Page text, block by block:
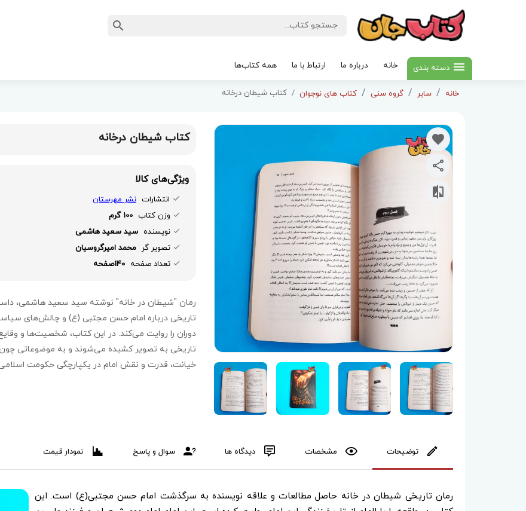
دسته بندی خانه درباره ما ارتباط با ما همه کتاب‌ها
خانه سایر گروه سنی کتاب های نوجوان کتاب شیطان درخانه
کتاب شیطان درخانه
ویژگی‌های کالا
انتشارات نشر مهرستان
وزن کتاب 100 گرم
نویسنده سید سعید هاشمی
تصویر گر محمد امیرگروسیان
تعداد صفحه 140صفحه
رمان "شیطان در خانه" نوشته سید سعید هاشمی،
تاریخی درباره امام حسن مجتبی (ع) و چالش‌های
دوران را روایت می‌کند. در این کتاب، شخصیت‌ها و
تاریخی به تصویر کشیده می‌شوند و به موضوعاتی
خیانت، قدرت و نقش امام در یکپارچگی حکومت
توضیحات مشخصات دیدگاه ها سوال و پاسخ نمودار قیمت
رمان تاریخی شیطان در خانه حاصل مطالعات و علاقه نویسنده به سرگذشت امام حسن مجتبی(ع) است. این